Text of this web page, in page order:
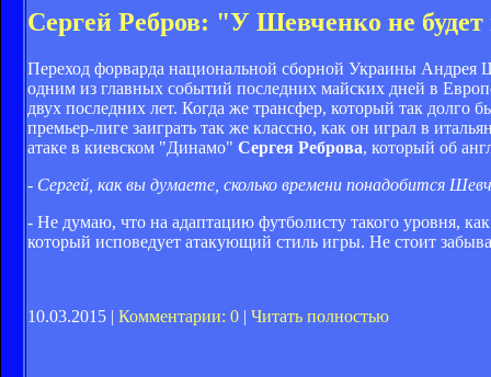
Сергей Ребров: "У Шевченко не
Переход форварда национальной сборной Украины Андрея
одним из главных событий последних майских дней в
двух последних лет. Когда же трансфер, который так долго
премьер-лиге заиграть так же классно, как он играл в
атаке в киевском "Динамо" Сергея Реброва, который об
- Сергей, как вы думаете, сколько времени понадобится
- Не думаю, что на адаптацию футболисту такого уровня,
который исповедует атакующий стиль игры. Не стоит
10.03.2015 | Комментарии: 0 | Читать полностью